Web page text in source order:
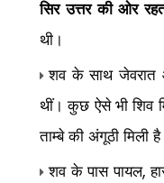
सिर उत्तर की ओर
थी।
शव के साथ जेवरात
थीं। कुछ ऐसे भी शिव
ताम्बे की अंगूठी मिली
शव के पास पायल,